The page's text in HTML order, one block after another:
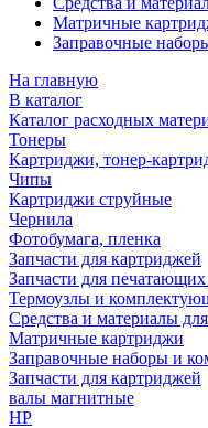
Матричные
Заправочные
На главную
В каталог
Каталог расходных
Тонеры
Картриджи, тонер-
Чипы
Картриджи струйные
Чернила
Фотобумага, пленка
Запчасти для картриджей
Запчасти для печатающих
Термоузлы и
Средства и материалы
Матричные картриджи
Заправочные наборы и
Запчасти для картриджей
валы магнитные
HP